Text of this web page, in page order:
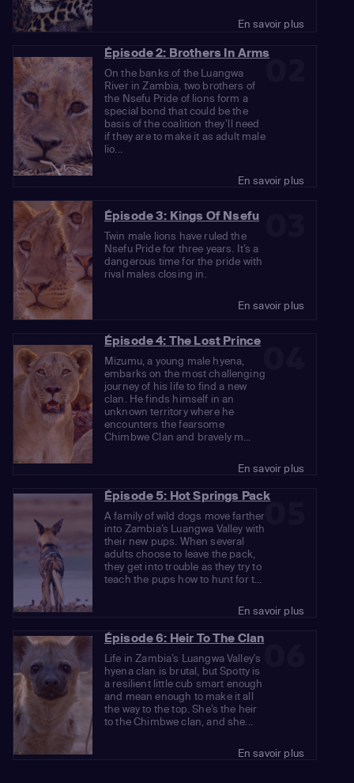
En savoir plus
02
Épisode 2: Brothers In Arms
On the banks of the Luangwa
River in Zambia, two brothers of
the Nsefu Pride of lions form a
special bond that could be the
basis of the coalition they’ll need
if they are to make it as adult male
lio...
En savoir plus
Épisode 3: Kings Of Nsefu
Twin male lions have ruled the
Nsefu Pride for three years. It’s a
dangerous time for the pride with
rival males closing in.
En savoir plus
Épisode 4: The Lost Prince
Mizumu, a young male hyena,
embarks on the most challenging
journey of his life to find a new
clan. He finds himself in an
unknown territory where he
encounters the fearsome
Chimbwe Clan and bravely m...
En savoir plus
05
Épisode 5: Hot Springs Pack
A family of wild dogs move farther
into Zambia’s Luangwa Valley with
their new pups. When several
adults choose to leave the pack,
they get into trouble as they try to
teach the pups how to hunt for t...
En savoir plus
06
Épisode 6: Heir To The Clan
Life in Zambia’s Luangwa Valley's
hyena clan is brutal, but Spotty is
a resilient little cub smart enough
and mean enough to make it all
the way to the top. She’s the heir
to the Chimbwe clan, and she...
En savoir plus